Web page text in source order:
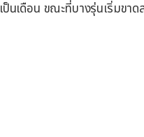
เป็นเดือน ขณะที่บางรุ่นเริ่มขา